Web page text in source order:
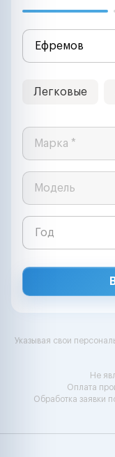
Легковые
Марка *
Модель
Указывая свои
Не
Оплата
Обработка заявки